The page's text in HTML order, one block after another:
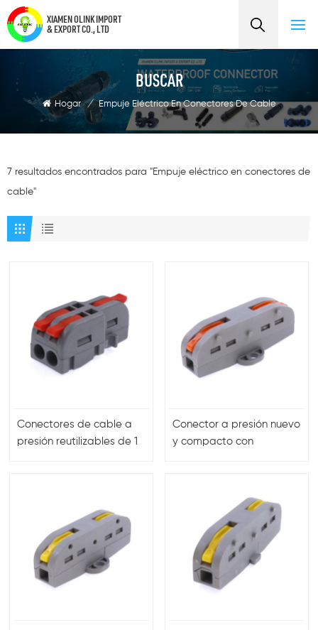
XIAMEN OLINK IMPORT
& EXPORT CO., LTD
BUSCAR
Hogar / Empuje Eléctrico En Conectores De Cable
7 resultados encontrados para "Empuje eléctrico en conectores de
cable"
Conectores de cable a
presión reutilizables de 1
Conector a presión nuevo
y compacto con
seguras y duraderas